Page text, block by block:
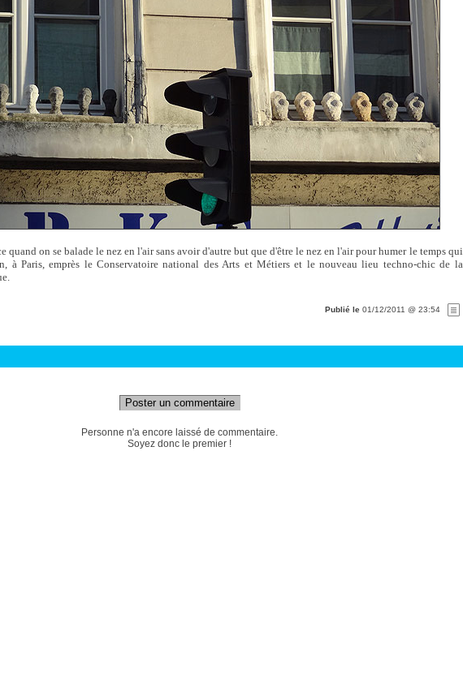
quand on se balade le nez en l'air sans avoir d'autre but que d'être le nez en l'air pour humer le temps qui
à Paris, emprès le Conservatoire national des Arts et Métiers et le nouveau lieu techno-chic de la
Publié le 01/12/2011 @ 23:54
Poster un commentaire
Personne n'a encore laissé de commentaire.
Soyez donc le premier !